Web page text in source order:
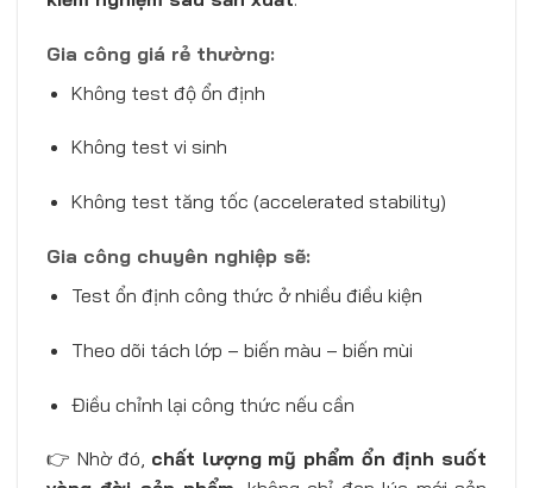
Gia công giá rẻ thường:
Không test độ ổn định
Không test vi sinh
Không test tăng tốc (accelerated stability)
Gia công chuyên nghiệp sẽ:
Test ổn định công thức ở nhiều điều kiện
Theo dõi tách lớp – biến màu – biến mùi
Điều chỉnh lại công thức nếu cần
👉 Nhờ đó, chất lượng mỹ phẩm ổn định suốt